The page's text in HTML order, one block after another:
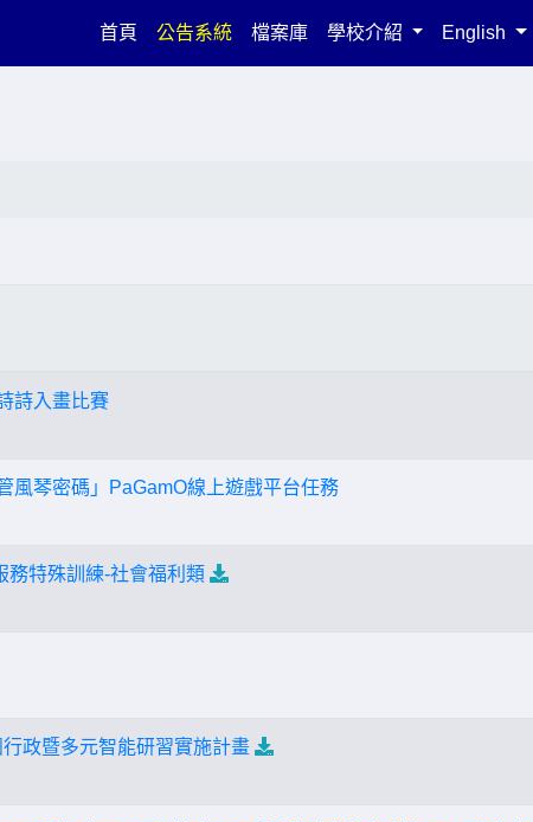
首頁(current)
公告系統 檔案庫 學校介紹 English
詩入畫比賽
風琴密碼」PaGamO線上遊戲平台任務
務特殊訓練-社會福利類
政暨多元智能研習實施計畫